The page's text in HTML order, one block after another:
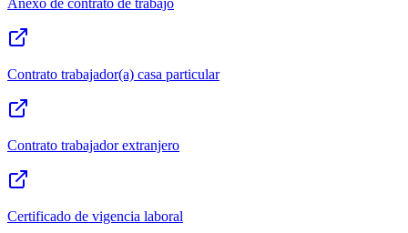
Anexo de contrato de trabajo
Contrato trabajador(a) casa particular
Contrato trabajador extranjero
Certificado de vigencia laboral